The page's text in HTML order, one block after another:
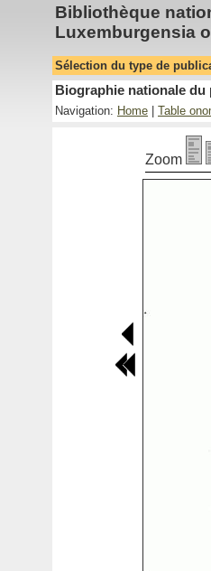
Bibliothèque
Luxemburgensia
Sélection du type de
Biographie nationale du
Navigation: Home Table
Zoom